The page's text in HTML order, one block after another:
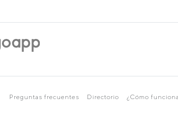
Preguntas frecuentes Directorio ¿Cómo